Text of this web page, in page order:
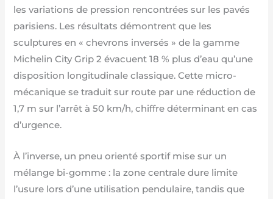
les variations de pression rencontrées sur les pavés
parisiens. Les résultats démontrent que les
sculptures en « chevrons inversés » de la gamme
Michelin City Grip 2 évacuent 18 % plus d’eau qu’une
disposition longitudinale classique. Cette micro-
mécanique se traduit sur route par une réduction de
1,7 m sur l’arrêt à 50 km/h, chiffre déterminant en cas
d’urgence.
À l’inverse, un pneu orienté sportif mise sur un
mélange bi-gomme : la zone centrale dure limite
l’usure lors d’une utilisation pendulaire, tandis que